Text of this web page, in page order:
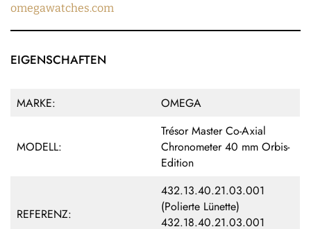
omegawatches.com
EIGENSCHAFTEN
MARKE: OMEGA
MODELL:
Trésor Master Co-Axial
Chronometer 40 mm Orbis-
Edition
REFERENZ:
432.13.40.21.03.001
(Polierte Lünette)
432.18.40.21.03.001